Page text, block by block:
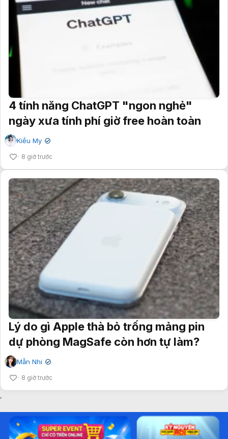
4 tính năng ChatGPT "ngon nghẻ"
ngày xưa tính phí giờ free hoàn toàn
Kiều My ✔
8 giờ trước
Lý do gì Apple thà bỏ trống mảng pin
dự phòng MagSafe còn hơn tự làm?
Mẫn Nhi ✔
8 giờ trước